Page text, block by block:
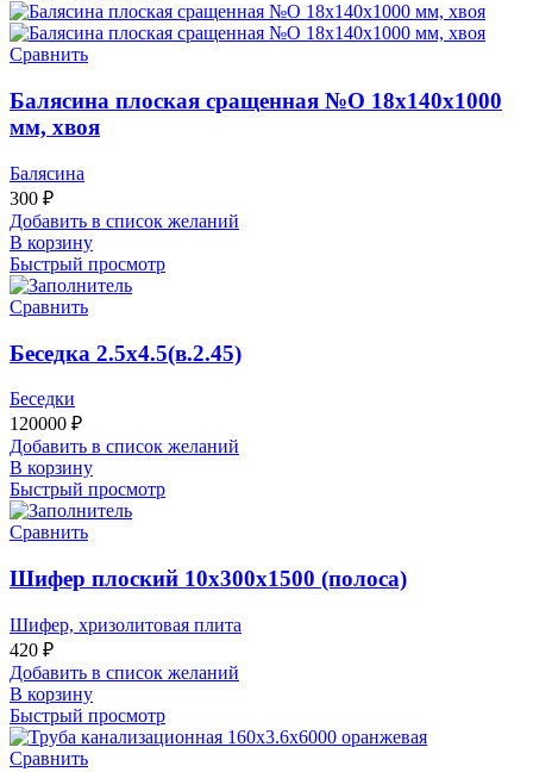
Сравнить
Балясина плоская сращенная №О 18х140х1000
мм, хвоя
Балясина
300 ₽
Добавить в список желаний
В корзину
Быстрый просмотр
Сравнить
Беседка 2.5х4.5(в.2.45)
Беседки
120000 ₽
Добавить в список желаний
В корзину
Быстрый просмотр
Сравнить
Шифер плоский 10х300х1500 (полоса)
Шифер, хризолитовая плита
420 ₽
Добавить в список желаний
В корзину
Быстрый просмотр
Сравнить